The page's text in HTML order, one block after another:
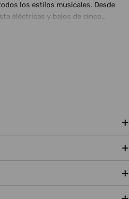
los estilos musicales. Desde
eléctricas y bajos de cinco
con amplificadores de